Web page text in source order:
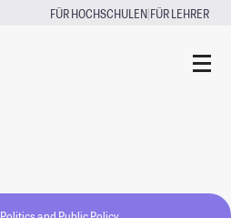
FÜR HOCHSCHULEN|FÜR LEHRER